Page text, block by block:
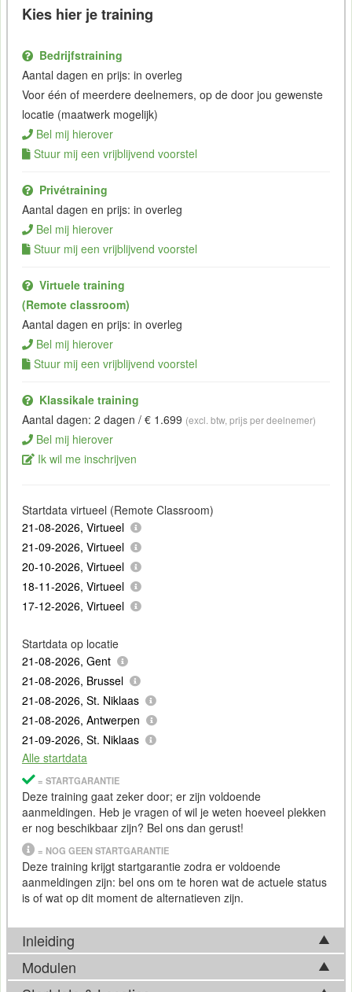
Kies hier je training
Bedrijfstraining
Aantal dagen en prijs: in overleg
Voor één of meerdere deelnemers, op de door jou gewenste
locatie (maatwerk mogelijk)
Bel mij hierover
Stuur mij een vrijblijvend voorstel
Privétraining
Aantal dagen en prijs: in overleg
Bel mij hierover
Stuur mij een vrijblijvend voorstel
Virtuele training
(Remote classroom)
Aantal dagen en prijs: in overleg
Bel mij hierover
Stuur mij een vrijblijvend voorstel
Klassikale training
Aantal dagen: 2 dagen / € 1.699 (excl. btw, prijs per deelnemer)
Bel mij hierover
Ik wil me inschrijven
Startdata virtueel (Remote Classroom)
21-08-2026, Virtueel
21-09-2026, Virtueel
20-10-2026, Virtueel
18-11-2026, Virtueel
17-12-2026, Virtueel
Startdata op locatie
21-08-2026, Gent
21-08-2026, Brussel
21-08-2026, St. Niklaas
21-08-2026, Antwerpen
21-09-2026, St. Niklaas
Alle startdata
= STARTGARANTIE
Deze training gaat zeker door; er zijn voldoende
aanmeldingen. Heb je vragen of wil je weten hoeveel plekken
er nog beschikbaar zijn? Bel ons dan gerust!
= NOG GEEN STARTGARANTIE
Deze training krijgt startgarantie zodra er voldoende
aanmeldingen zijn: bel ons om te horen wat de actuele status
is of wat op dit moment de alternatieven zijn.
Inleiding
De ISACA (Information Systems Audit and Control
Modulen